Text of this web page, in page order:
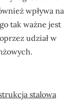
wpływa na
tak ważne jest
udział w
stalowa